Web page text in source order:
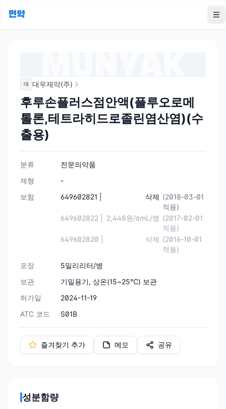
먼약
대 대우제약(주)
후루손플러스점안액(플루오로메
톨론,테트라히드로졸린염산염)(수
출용)
분류
전문의약품
제형
-
보험
649602821 | 삭제 (2018-03-01
적용)
649602822 |
2,448원/6mL/병 (2017-02-01
적용)
649602820 |
삭제 (2016-10-01
적용)
포장
5밀리리터/병
보관
기밀용기, 상온(15~25℃) 보관
허가일
2024-11-19
ATC 코드
S01B
즐겨찾기 추가 메모 공유
성분함량